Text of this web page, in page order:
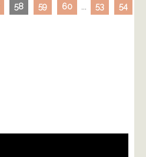
58 59 60 53 54